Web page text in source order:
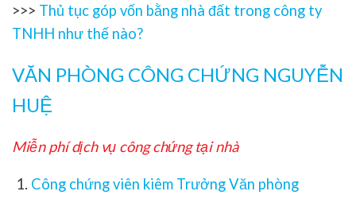
>>> Thủ tục góp vốn bằng nhà đất trong công ty
TNHH như thế nào?
VĂN PHÒNG CÔNG CHỨNG NGUYỄN
HUỆ
Miễn phí dịch vụ công chứng tại nhà
Công chứng viên kiêm Trưởng Văn phòng